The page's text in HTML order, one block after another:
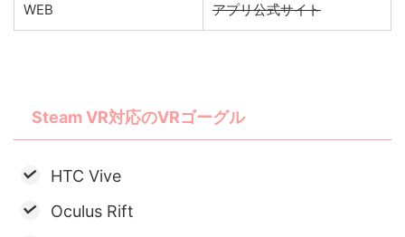
WEB アプリ公式サイト
Steam VR対応のVRゴーグル
HTC Vive
Oculus Rift